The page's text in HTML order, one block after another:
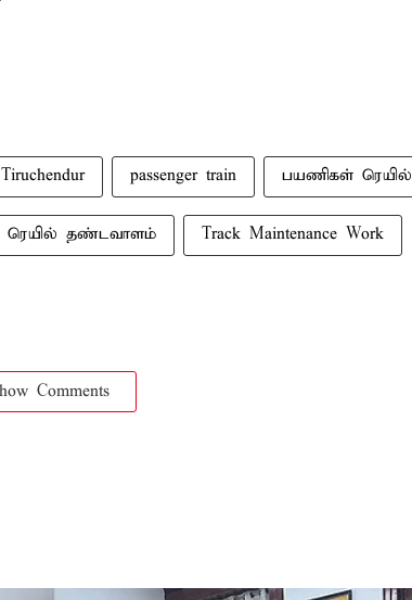
Tiruchendur passenger train பயணிகள் ரெயில்
ரெயில் தண்டவாளம் Track Maintenance Work
Comments